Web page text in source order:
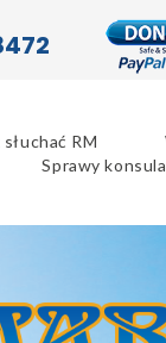
słuchać RM
Sprawy